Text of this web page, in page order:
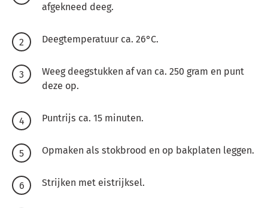
afgekneed deeg.
Deegtemperatuur ca. 26°C.
Weeg deegstukken af van ca. 250 gram en punt
deze op.
Puntrijs ca. 15 minuten.
Opmaken als stokbrood en op bakplaten leggen.
Strijken met eistrijksel.